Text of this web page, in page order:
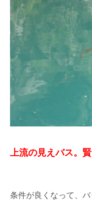
上流の見えバス。賢
条件が良くなって、